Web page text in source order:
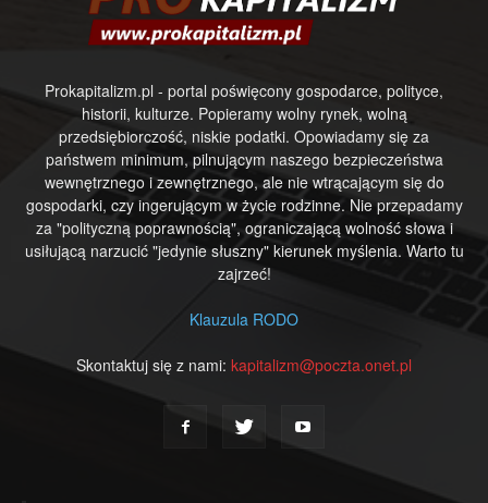
Prokapitalizm.pl - portal poświęcony gospodarce, polityce,
historii, kulturze. Popieramy wolny rynek, wolną
przedsiębiorczość, niskie podatki. Opowiadamy się za
państwem minimum, pilnującym naszego bezpieczeństwa
wewnętrznego i zewnętrznego, ale nie wtrącającym się do
gospodarki, czy ingerującym w życie rodzinne. Nie przepadamy
za "polityczną poprawnością", ograniczającą wolność słowa i
usiłującą narzucić "jedynie słuszny" kierunek myślenia. Warto tu
zajrzeć!
Klauzula RODO
Skontaktuj się z nami: kapitalizm@poczta.onet.pl